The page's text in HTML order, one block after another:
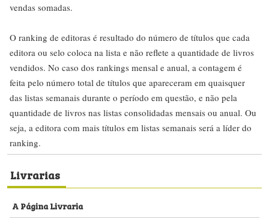
vendas somadas.
O ranking de editoras é resultado do número de títulos que cada
editora ou selo coloca na lista e não reflete a quantidade de livros
vendidos. No caso dos rankings mensal e anual, a contagem é
feita pelo número total de títulos que apareceram em quaisquer
das listas semanais durante o período em questão, e não pela
quantidade de livros nas listas consolidadas mensais ou anual. Ou
seja, a editora com mais títulos em listas semanais será a líder do
ranking.
Livrarias
A Página Livraria